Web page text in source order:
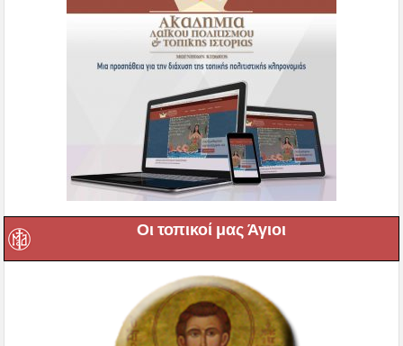
Οι τοπικοί μας Άγιοι